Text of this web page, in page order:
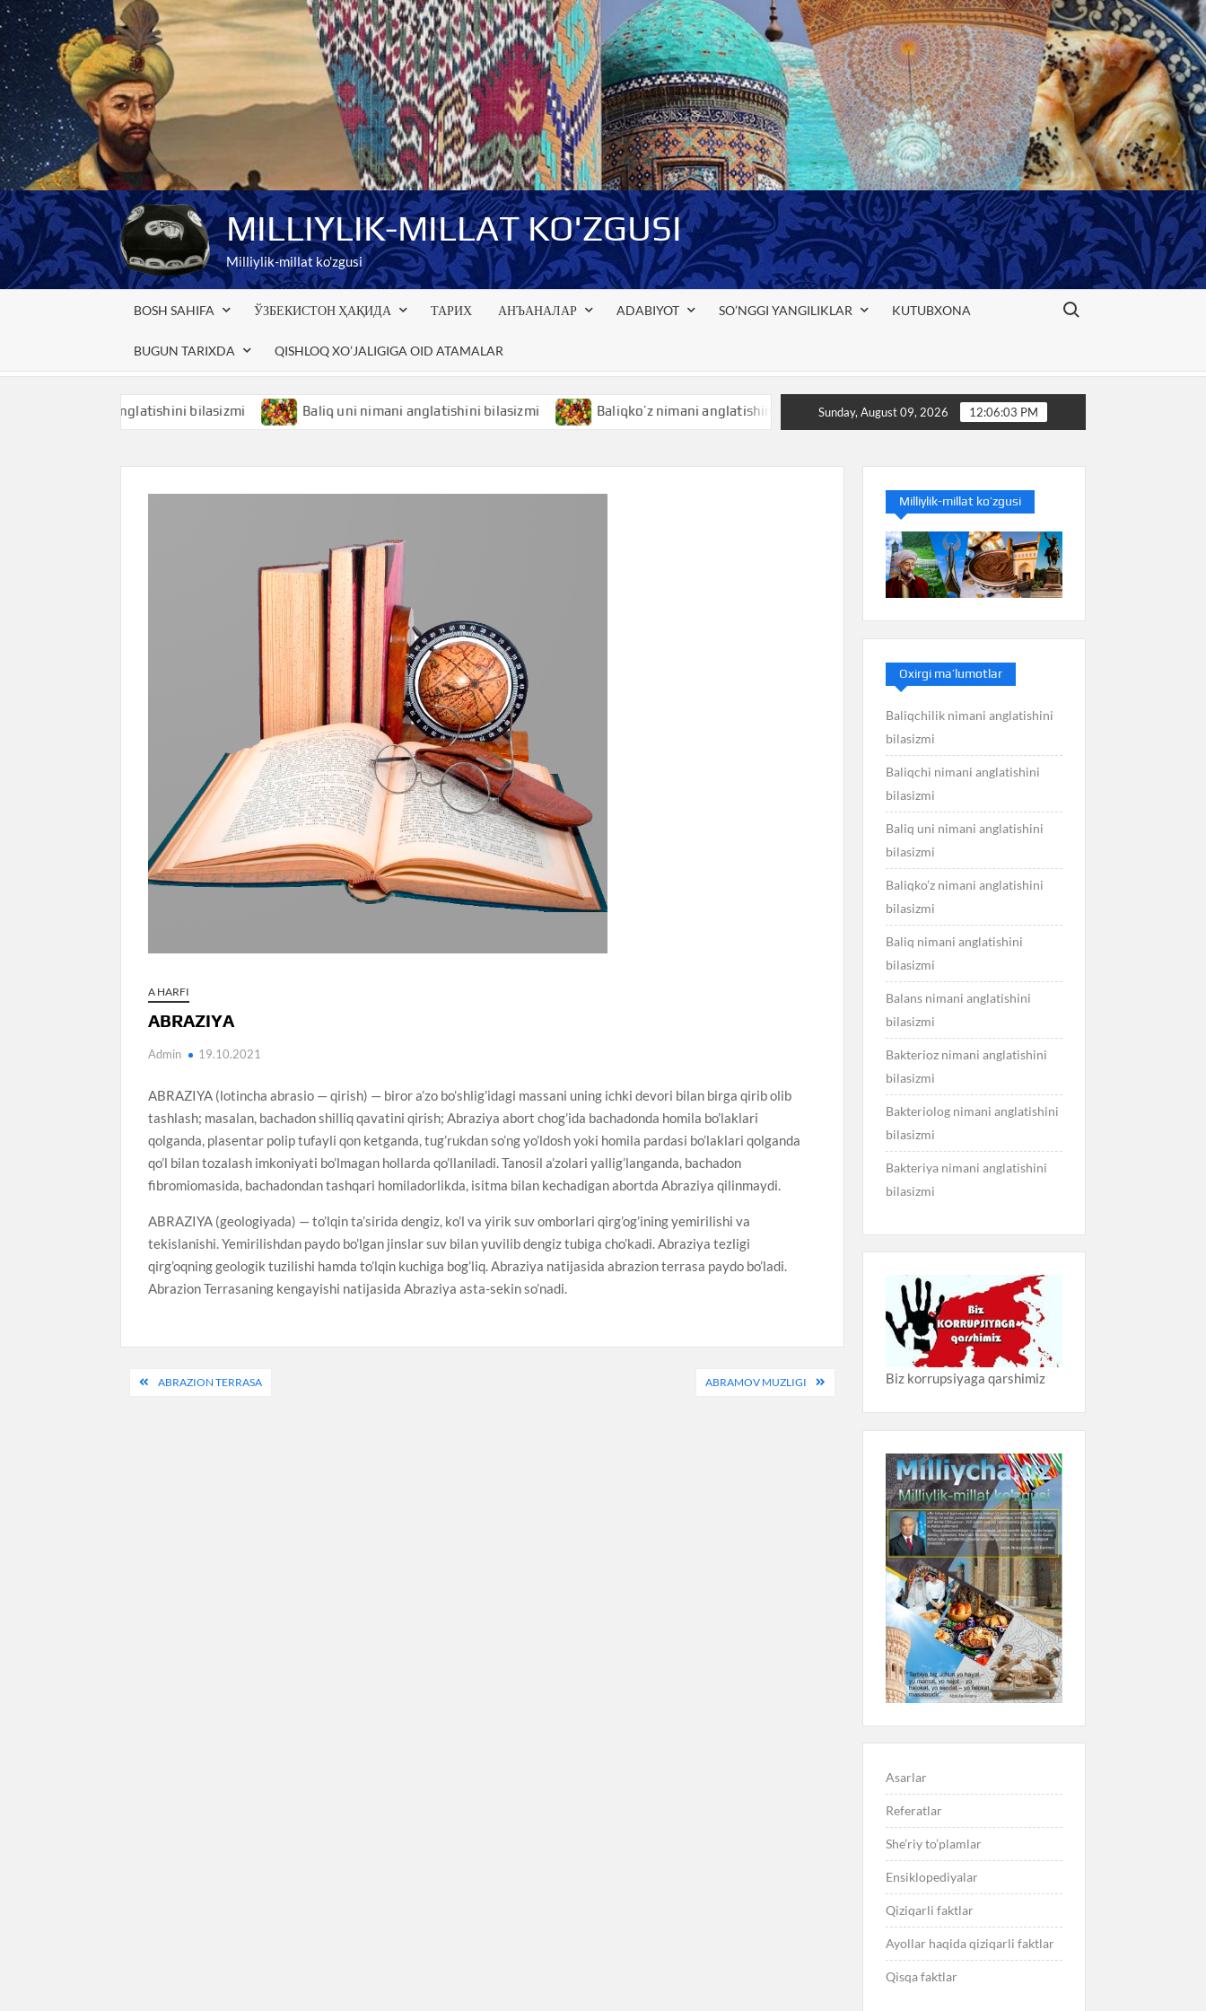
Skip
to
content
MILLIYLIK-MILLAT KO'ZGUSI
Milliylik-millat ko'zgusi
BOSH SAHIFA ЎЗБЕКИСТОН ҲАҚИДА ТАРИХ АНЪАНАЛАР ADABIYOT SO’NGGI YANGILIKLAR KUTUBXONA
BUGUN TARIXDA QISHLOQ XO’JALIGIGA OID ATAMALAR
Search for:
nimani anglatishini bilasizmi Baliq uni nimani anglatishini bilasizmi Baliqko’z nimani anglatishini bilasizmi Baliq nimani anglatishini bilasizmi
Sunday, August 09, 2026 12:06:03 PM
A HARFI
ABRAZIYA
Admin 19.10.2021
ABRAZIYA (lotincha abrasio — qirish) — biror a’zo bo’shlig’idagi massani uning ichki devori bilan birga qirib olib
tashlash; masalan, bachadon shilliq qavatini qirish; Abraziya abort chog’ida bachadonda homila bo’laklari
qolganda, plasentar polip tufayli qon ketganda, tug’rukdan so’ng yo’ldosh yoki homila pardasi bo’laklari qolganda
qo’l bilan tozalash imkoniyati bo’lmagan hollarda qo’llaniladi. Tanosil a’zolari yallig’langanda, bachadon
fibromiomasida, bachadondan tashqari homiladorlikda, isitma bilan kechadigan abortda Abraziya qilinmaydi.
ABRAZIYA (geologiyada) — to’lqin ta’sirida dengiz, ko’l va yirik suv omborlari qirg’og’ining yemirilishi va
tekislanishi. Yemirilishdan paydo bo’lgan jinslar suv bilan yuvilib dengiz tubiga cho’kadi. Abraziya tezligi
qirg’oqning geologik tuzilishi hamda to’lqin kuchiga bog’liq. Abraziya natijasida abrazion terrasa paydo bo’ladi.
Abrazion Terrasaning kengayishi natijasida Abraziya asta-sekin so’nadi.
PostABRAZION TERRASA ABRAMOV MUZLIGI
Milliylik-millat ko’zgusi
Oxirgi ma’lumotlar
Baliqchilik nimani anglatishini
bilasizmi
Baliqchi nimani anglatishini
bilasizmi
Baliq uni nimani anglatishini
bilasizmi
Baliqko’z nimani anglatishini
bilasizmi
Baliq nimani anglatishini
bilasizmi
Balans nimani anglatishini
bilasizmi
Bakterioz nimani anglatishini
bilasizmi
Bakteriolog nimani anglatishini
bilasizmi
Bakteriya nimani anglatishini
bilasizmi
Biz korrupsiyaga qarshimiz
Asarlar
Referatlar
She’riy to’plamlar
Ensiklopediyalar
Qiziqarli faktlar
Ayollar haqida qiziqarli faktlar
Qisqa faktlar